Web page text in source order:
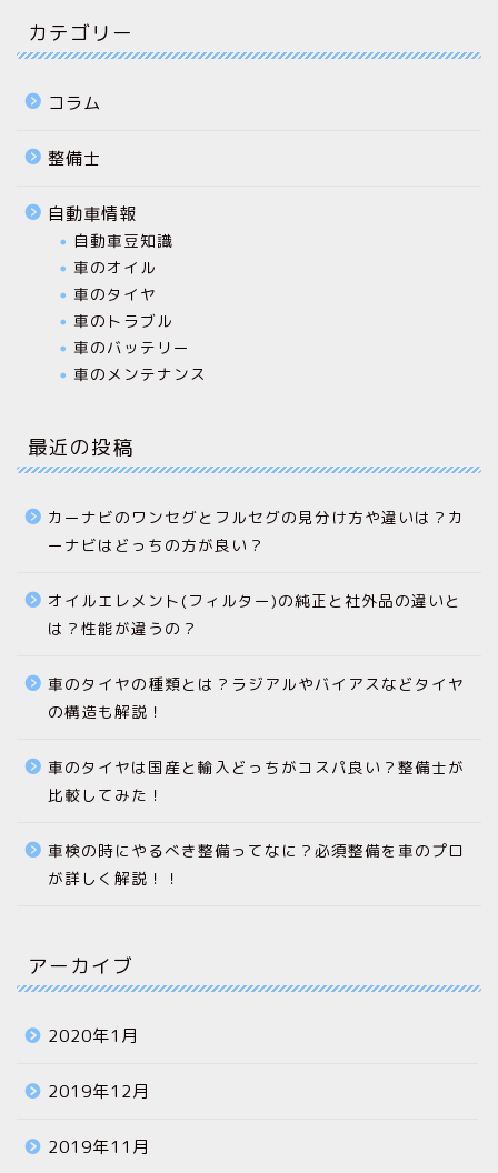
カテゴリー
コラム
整備士
自動車情報
自動車豆知識
車のオイル
車のタイヤ
車のトラブル
車のバッテリー
車のメンテナンス
最近の投稿
カーナビのワンセグとフルセグの見分け方や違いは？カ
ーナビはどっちの方が良い？
オイルエレメント(フィルター)の純正と社外品の違いと
は？性能が違うの？
車のタイヤの種類とは？ラジアルやバイアスなどタイヤ
の構造も解説！
車のタイヤは国産と輸入どっちがコスパ良い？整備士が
比較してみた！
車検の時にやるべき整備ってなに？必須整備を車のプロ
が詳しく解説！！
アーカイブ
2020年1月
2019年12月
2019年11月